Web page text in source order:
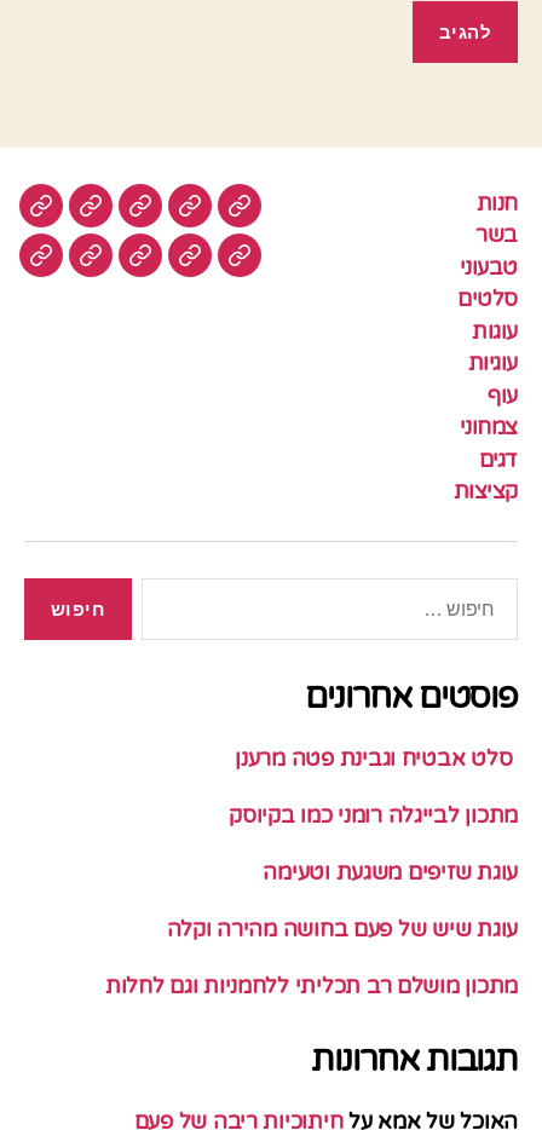
חנות
בשר
טבעוני
סלטים
עוגות
עוגיות
עוף
צמחוני
דגים
קציצות
חנות בשר טבעוניסלטים
עוגיותעוף צמחונידגים
פוסטים אחרונים
סלט אבטיח וגבינת פטה מרענן
מתכון לבייגלה רומני כמו בקיוסק
עוגת שזיפים משגעת וטעימה
עוגת שיש של פעם בחושה מהירה וקלה
מתכון מושלם רב תכליתי ללחמניות וגם לחלות
תגובות אחרונות
האוכל של אמא עלחיתוכיות ריבה של פעם